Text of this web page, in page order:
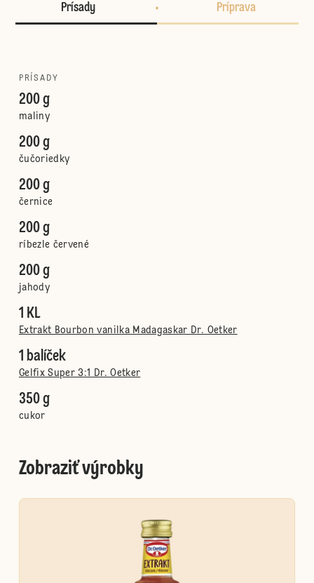
Prísady Príprava
PRÍSADY
200 g
maliny
200 g
čučoriedky
200 g
černice
200 g
ríbezle červené
200 g
jahody
1 KL
Extrakt Bourbon vanilka Madagaskar Dr. Oetker
1 balíček
Gelfix Super 3:1 Dr. Oetker
350 g
cukor
Zobraziť výrobky